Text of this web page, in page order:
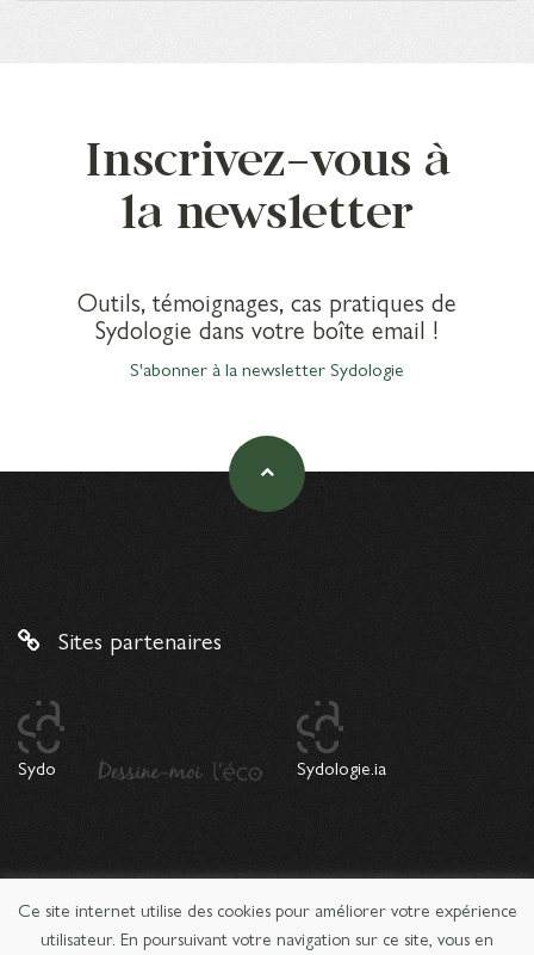
Inscrivez-vous à
la newsletter
Outils, témoignages, cas pratiques de
Sydologie dans votre boîte email !
S'abonner à la newsletter Sydologie
Sites partenaires
Sydo Sydologie.ia
© 2026 Copyright Sydologie. Le magazine de l'innovation
pédagogique -Mentions légales
Ce site internet utilise des cookies pour améliorer votre expérience
utilisateur. En poursuivant votre navigation sur ce site, vous en